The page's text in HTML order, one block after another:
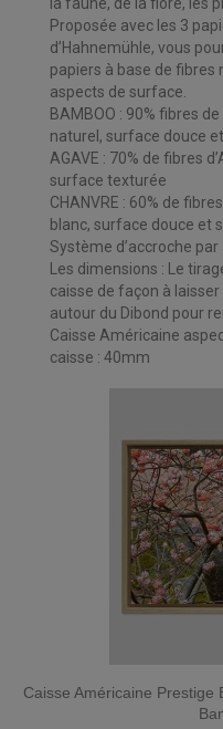
Proposée avec les 3
d’Hahnemühle, vous
papiers à base de
aspects de surface.
BAMBOO : 90% fibres
naturel, surface douce
AGAVE : 70% de fibres
surface texturée
CHANVRE : 60% de
blanc, surface douce et
Système d’accroche
Les dimensions : Le
caisse de façon à
autour du Dibond pour
Caisse Américaine
caisse : 40mm
Caisse Américaine Prestige